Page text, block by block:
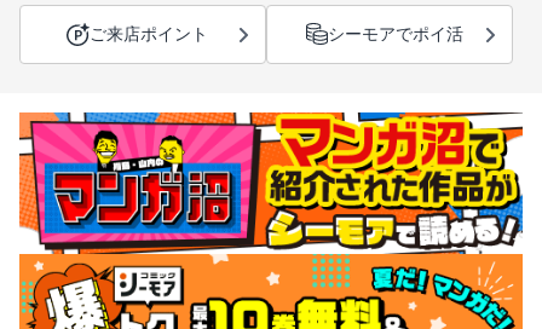
ご来店ポイント シーモアでポイ活